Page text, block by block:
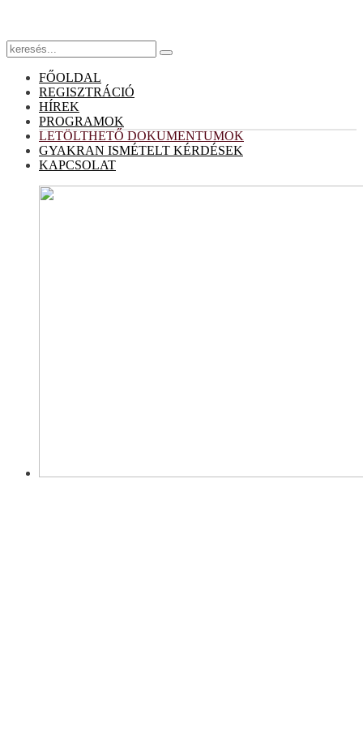
FŐOLDAL
REGISZTRÁCIÓ
HÍREK
PROGRAMOK
LETÖLTHETŐ DOKUMENTUMOK
GYAKRAN ISMÉTELT KÉRDÉSEK
KAPCSOLAT